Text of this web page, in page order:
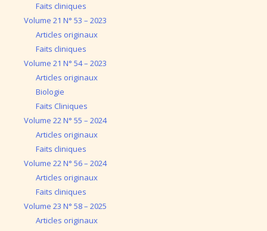
Faits cliniques
Volume 21 N° 53 – 2023
Articles originaux
Faits cliniques
Volume 21 N° 54 – 2023
Articles originaux
Biologie
Faits Cliniques
Volume 22 N° 55 – 2024
Articles originaux
Faits cliniques
Volume 22 N° 56 – 2024
Articles originaux
Faits cliniques
Volume 23 N° 58 – 2025
Articles originaux